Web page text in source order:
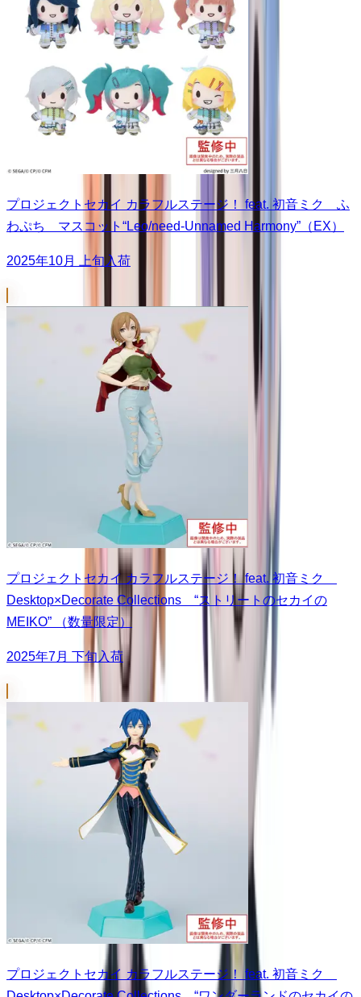
プロジェクトセカイ カラフルステージ！ feat. 初音ミク ふ
わぷち マスコット“Leo/need-Unnamed Harmony”（EX）
2025年10月 上旬入荷
プロジェクトセカイ カラフルステージ！ feat. 初音ミク
Desktop×Decorate Collections “ストリートのセカイの
MEIKO” （数量限定）
2025年7月 下旬入荷
プロジェクトセカイ カラフルステージ！ feat. 初音ミク